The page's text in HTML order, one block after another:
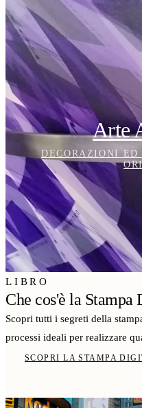
Arte
DECORAZIONI
LIBRO
Che cos'è la Stampa
Scopri tutti i segreti della
processi ideali per realizzare
SCOPRI LA STAMPA